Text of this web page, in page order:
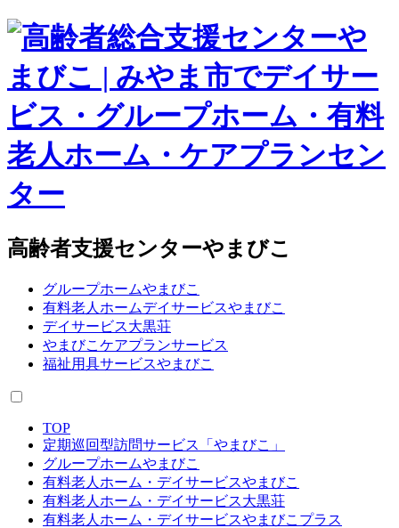
高齢者支援センターやまびこ
グループホームやまびこ
有料老人ホームデイサービスやまびこ
デイサービス大黒荘
やまびこケアプランサービス
福祉用具サービスやまびこ
TOP
定期巡回型訪問サービス「やまびこ」
グループホームやまびこ
有料老人ホーム・デイサービスやまびこ
有料老人ホーム・デイサービス大黒荘
有料老人ホーム・デイサービスやまびこプラス